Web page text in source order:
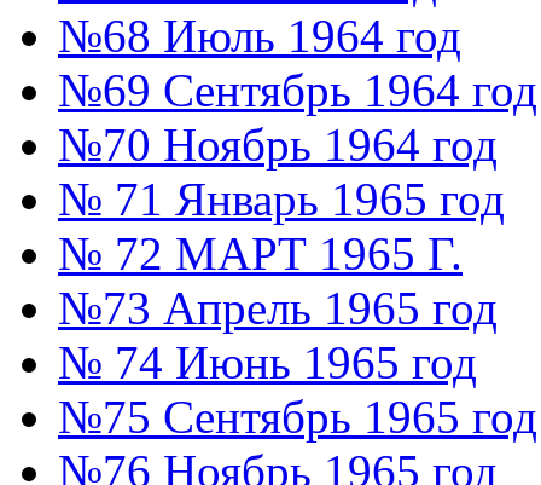
№68 Июль 1964 год
№69 Сентябрь 1964 год
№70 Ноябрь 1964 год
№ 71 Январь 1965 год
№ 72 МАРТ 1965 Г.
№73 Апрель 1965 год
№ 74 Июнь 1965 год
№75 Сентябрь 1965 год
№76 Ноябрь 1965 год